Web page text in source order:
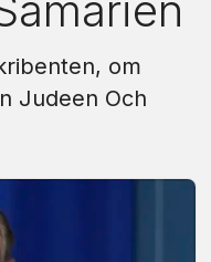
om
Judeen Och